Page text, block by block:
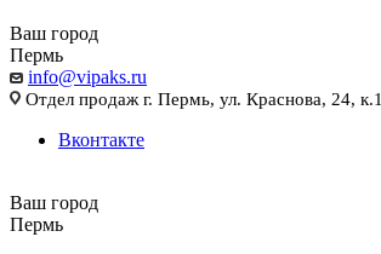
Ваш город
Пермь
info@vipaks.ru
Отдел продаж г. Пермь, ул. Краснова, 24, к.1
Вконтакте
Ваш город
Пермь